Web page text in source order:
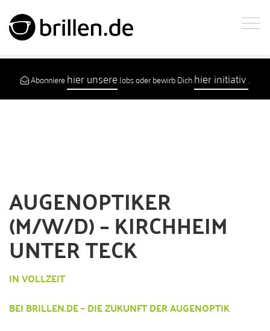
Abonnierehier unsereJobs oder bewirb Dichhier initiativ.
AUGENOPTIKER
(M/W/D) –KIRCHHEIM
UNTER TECK
IN VOLLZEIT
BEI BRILLEN.DE – DIE ZUKUNFT DER AUGENOPTIK